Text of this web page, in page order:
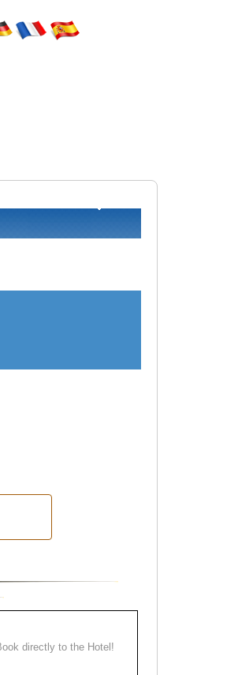
directly to the Hotel!